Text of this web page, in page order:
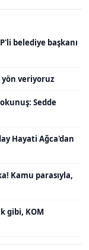
belediye başkanı
yön veriyoruz
Sedde
Hayati Ağca'dan
Kamu parasıyla,
gibi, KOM